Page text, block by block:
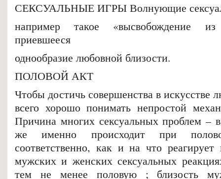
СЕКСУАЛЬНЫЕ ИГРЫ Волнующие
например такое «высвобождение
приевшееся
однообразие любовной близости.
ПОЛОВОЙ АКТ
Чтобы достичь совершенства в искусстве
всего хорошо понимать непростой
Причина многих сексуальных проблем –
же именно происходит при
соответственно, как и на что
мужских и женских сексуальных
тем не менее половую ; близость